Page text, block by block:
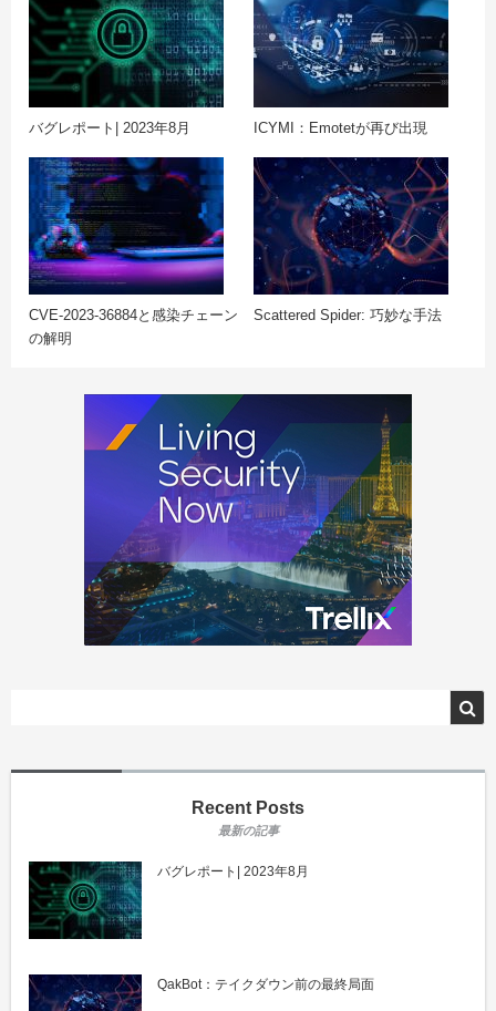
バグレポート| 2023年8月 ICYMI：Emotetが再び出現
CVE-2023-36884と感染チェーン
の解明
Scattered Spider: 巧妙な手法
Recent Posts
バグレポート| 2023年8月
QakBot：テイクダウン前の最終局面